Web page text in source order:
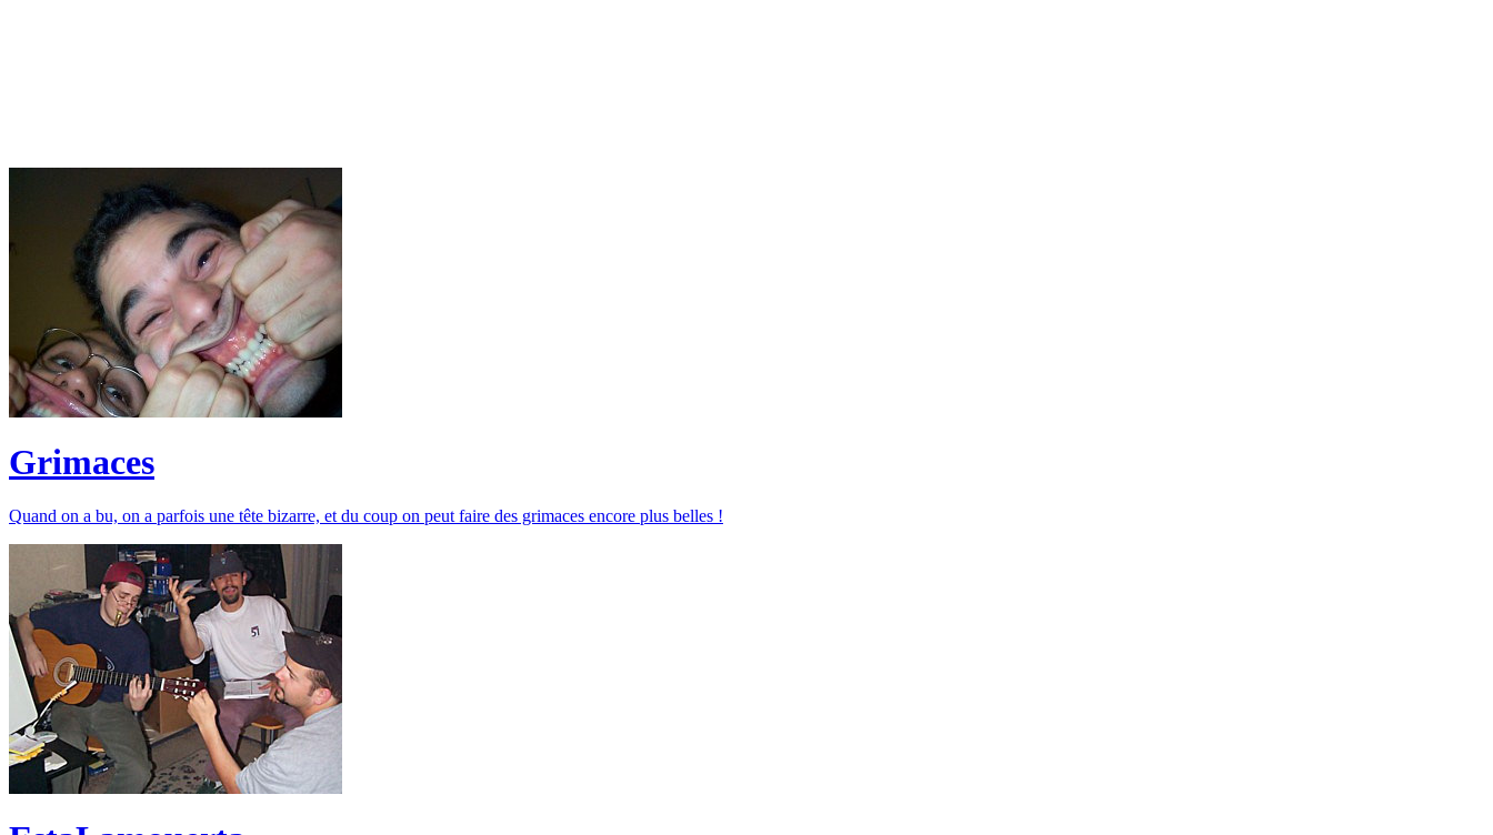
Grimaces
Quand on a bu, on a parfois une tête bizarre, et du coup on peut faire des grimaces encore plus belles !